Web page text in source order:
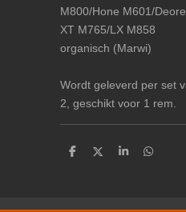
M800/Hone M601/Deore
XT M765/LX M858
organisch (Marwi)
Wordt geleverd per set
2, geschikt voor 1 rem.
D
D
S
D